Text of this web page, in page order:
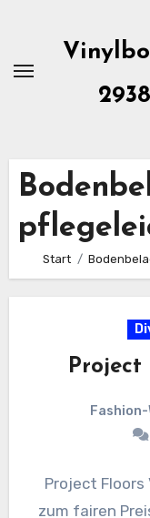
springen
Start
Project
Fashion-
Project Floors
zum fairen